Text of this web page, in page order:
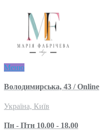
Меню
Володимирська, 43 / Online
Україна, Київ
Пн - Птн 10.00 - 18.00